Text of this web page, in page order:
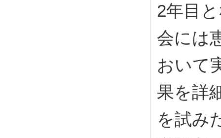
2年目
会には
おいて
果を詳
を試み